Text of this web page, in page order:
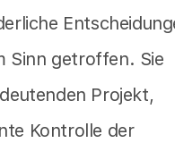
Sinn getroffen. Sie
Projekt,
Kontrolle der